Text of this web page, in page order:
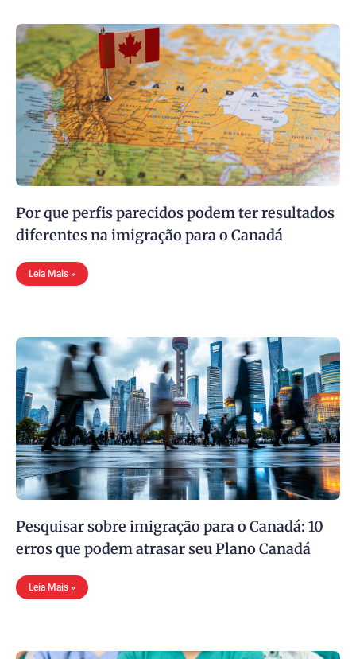
Por que perfis parecidos podem ter resultados
diferentes na imigração para o Canadá
Leia Mais »
Pesquisar sobre imigração para o Canadá: 10
erros que podem atrasar seu Plano Canadá
Leia Mais »